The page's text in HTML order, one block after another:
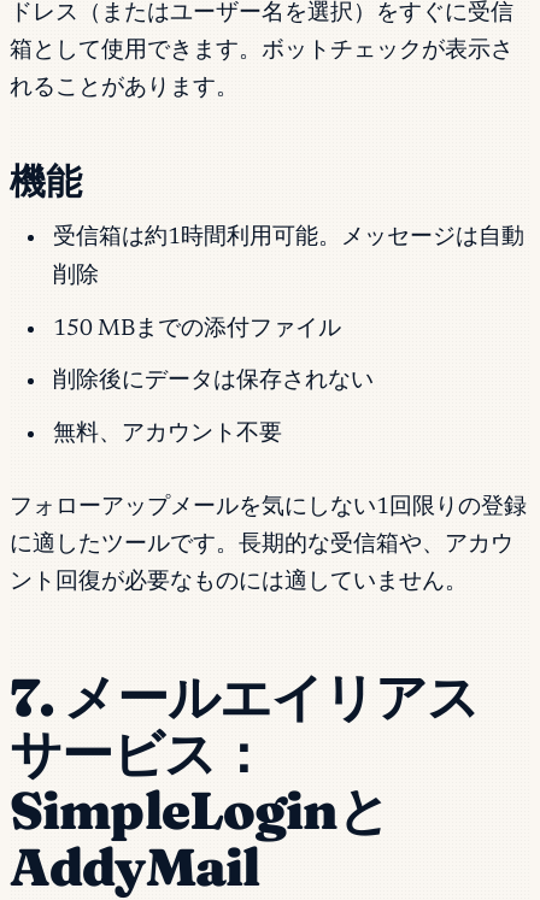
ドレス（またはユーザー名を選択）をすぐに受信
箱として使用できます。ボットチェックが表示さ
れることがあります。
機能
受信箱は約1時間利用可能。メッセージは自動
削除
150 MBまでの添付ファイル
削除後にデータは保存されない
無料、アカウント不要
フォローアップメールを気にしない1回限りの登録
に適したツールです。長期的な受信箱や、アカウ
ント回復が必要なものには適していません。
7. メールエイリアス
サービス：
SimpleLoginと
AddyMail